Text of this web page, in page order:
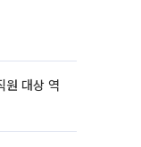
원 대상 역